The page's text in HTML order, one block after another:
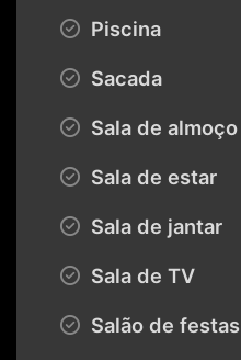
Piscina
Sacada
Sala de almoço
Sala de estar
Sala de jantar
Sala de TV
Salão de festas